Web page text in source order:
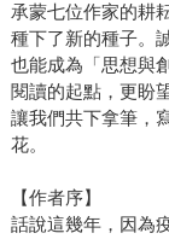
承蒙七位作家的耕
種下了新的種子。
也能成為「思想與
閱讀的起點，更盼
讓我們共下拿筆，
花。
【作者序】
話說這幾年，因為